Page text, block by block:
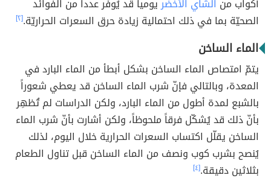
أكواب من الشاي الأخضريومياً قد يُوفّر عدداً من الفوائد
الصحيّة بما في ذلك احتمالية زيادة حرق السعرات الحراريّة.[٢]
الماء الساخن
يتمّ امتصاص الماء الساخن بشكل أبطأ من الماء البارد في
المعدة، وبالتالي فإنّ شرب الماء الساخن قد يعطي شعوراً
بالشبع لمدة أطول من الماء البارد، ولكن الدراسات لم تُظهِر
بأنّ ذلك قد يُشكّل فرقاً ملحوظاً، ولكن أشارت بأنّ شرب الماء
الساخن يقلّل اكتساب السعرات الحرارية خلال اليوم، لذلك
يُنصح بشرب كوب ونصف من الماء الساخن قبل تناول الطعام
بثلاثين دقيقة.[٤]